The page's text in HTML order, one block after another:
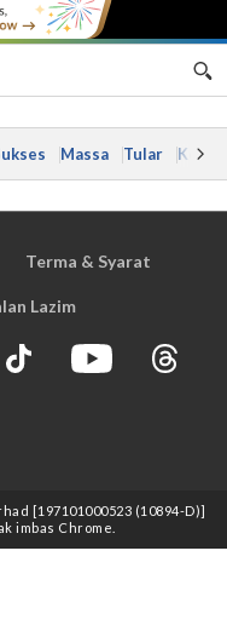
Massa Tular Kes
Terma & Syarat
Lazim
[197101000523 (10894-D)]
imbas Chrome.